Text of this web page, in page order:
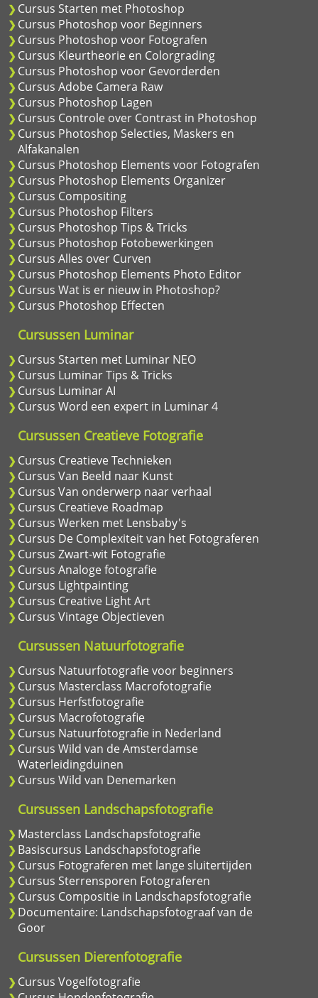
Cursus Starten met Photoshop
Cursus Photoshop voor Beginners
Cursus Photoshop voor Fotografen
Cursus Kleurtheorie en Colorgrading
Cursus Photoshop voor Gevorderden
Cursus Adobe Camera Raw
Cursus Photoshop Lagen
Cursus Controle over Contrast in Photoshop
Cursus Photoshop Selecties, Maskers en
Alfakanalen
Cursus Photoshop Elements voor Fotografen
Cursus Photoshop Elements Organizer
Cursus Compositing
Cursus Photoshop Filters
Cursus Photoshop Tips & Tricks
Cursus Photoshop Fotobewerkingen
Cursus Alles over Curven
Cursus Photoshop Elements Photo Editor
Cursus Wat is er nieuw in Photoshop?
Cursus Photoshop Effecten
Cursussen Luminar
Cursus Starten met Luminar NEO
Cursus Luminar Tips & Tricks
Cursus Luminar AI
Cursus Word een expert in Luminar 4
Cursussen Creatieve Fotografie
Cursus Creatieve Technieken
Cursus Van Beeld naar Kunst
Cursus Van onderwerp naar verhaal
Cursus Creatieve Roadmap
Cursus Werken met Lensbaby's
Cursus De Complexiteit van het Fotograferen
Cursus Zwart-wit Fotografie
Cursus Analoge fotografie
Cursus Lightpainting
Cursus Creative Light Art
Cursus Vintage Objectieven
Cursussen Natuurfotografie
Cursus Natuurfotografie voor beginners
Cursus Masterclass Macrofotografie
Cursus Herfstfotografie
Cursus Macrofotografie
Cursus Natuurfotografie in Nederland
Cursus Wild van de Amsterdamse
Waterleidingduinen
Cursus Wild van Denemarken
Cursussen Landschapsfotografie
Masterclass Landschapsfotografie
Basiscursus Landschapsfotografie
Cursus Fotograferen met lange sluitertijden
Cursus Sterrensporen Fotograferen
Cursus Compositie in Landschapsfotografie
Documentaire: Landschapsfotograaf van de
Goor
Cursussen Dierenfotografie
Cursus Vogelfotografie